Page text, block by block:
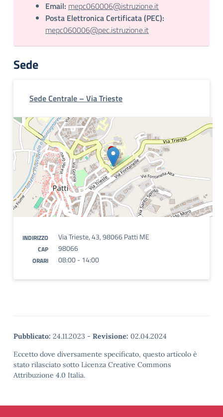
Email: mepc060006@istruzione.it
Posta Elettronica Certificata (PEC):
mepc060006@pec.istruzione.it
Sede
Sede Centrale – Via Trieste
INDIRIZZO Via Trieste, 43, 98066 Patti ME
CAP 98066
ORARI 08:00 - 14:00
Pubblicato: 24.11.2023 - Revisione: 02.04.2024
Eccetto dove diversamente specificato, questo articolo è
stato rilasciato sotto Licenza Creative Commons
Attribuzione 4.0 Italia.